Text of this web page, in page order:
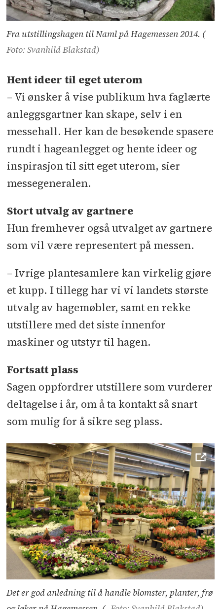
Fra utstillingshagen til Naml på Hagemessen 2014. (
Foto: Svanhild Blakstad)
Hent ideer til eget uterom
– Vi ønsker å vise publikum hva faglærte
anleggsgartner kan skape, selv i en
messehall. Her kan de besøkende spasere
rundt i hageanlegget og hente ideer og
inspirasjon til sitt eget uterom, sier
messegeneralen.
Stort utvalg av gartnere
Hun fremhever også utvalget av gartnere
som vil være representert på messen.
– Ivrige plantesamlere kan virkelig gjøre
et kupp. I tillegg har vi vi landets største
utvalg av hagemøbler, samt en rekke
utstillere med det siste innenfor
maskiner og utstyr til hagen.
Fortsatt plass
Sagen oppfordrer utstillere som vurderer
deltagelse i år, om å ta kontakt så snart
som mulig for å sikre seg plass.
Det er god anledning til å handle blomster, planter, frø